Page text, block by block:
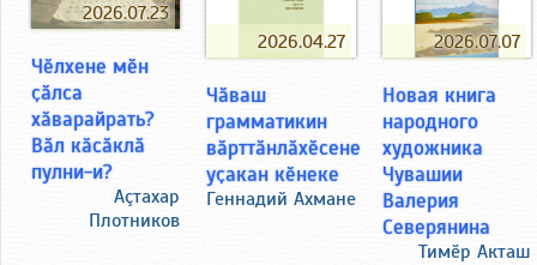
2026.07.23
Чӗлхене мӗн
ҫӑлса
хӑварайрать?
Вӑл кӑсӑклӑ
пулни-и?
Аçтахар
Плотников
2026.04.27
Чӑваш
грамматикин
вӑрттӑнлӑхӗсене
уҫакан кӗнеке
Геннадий Ахмане
2026.07.07
Новая книга
народного
художника
Чувашии
Валерия
Северянина
Тимӗр Акташ